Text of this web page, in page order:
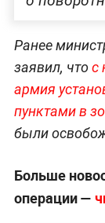
Ранее
заявил, чтос
армия
пунктами в
были
Больше
операции —